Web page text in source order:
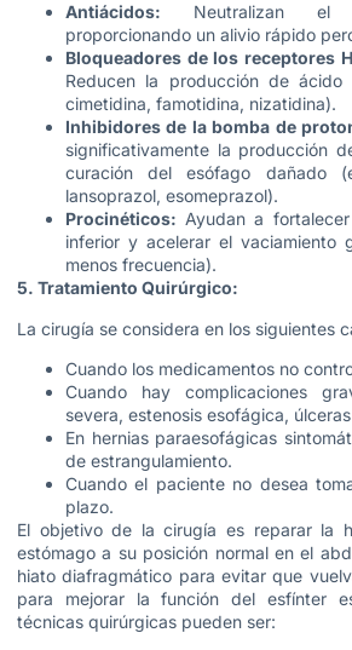
Antiácidos: Neutralizan el
proporcionando un alivio rápido
Bloqueadores de los receptores
Reducen la producción de ácido
cimetidina, famotidina, nizatidina).
Inhibidores de la bomba de
significativamente la producción
curación del esófago dañado
lansoprazol, esomeprazol).
Procinéticos: Ayudan a
inferior y acelerar el vaciamiento
menos frecuencia).
5. Tratamiento Quirúrgico:
La cirugía se considera en los siguientes
Cuando los medicamentos no
Cuando hay complicaciones
severa, estenosis esofágica,
En hernias paraesofágicas
de estrangulamiento.
Cuando el paciente no desea
plazo.
El objetivo de la cirugía es reparar la
estómago a su posición normal en el
hiato diafragmático para evitar que
para mejorar la función del esfínter
técnicas quirúrgicas pueden ser: